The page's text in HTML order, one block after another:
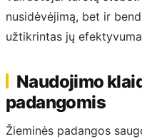
nusidėvėjimą, bet ir
užtikrintas jų
Naudojimo
padangomis
Žieminės padangos